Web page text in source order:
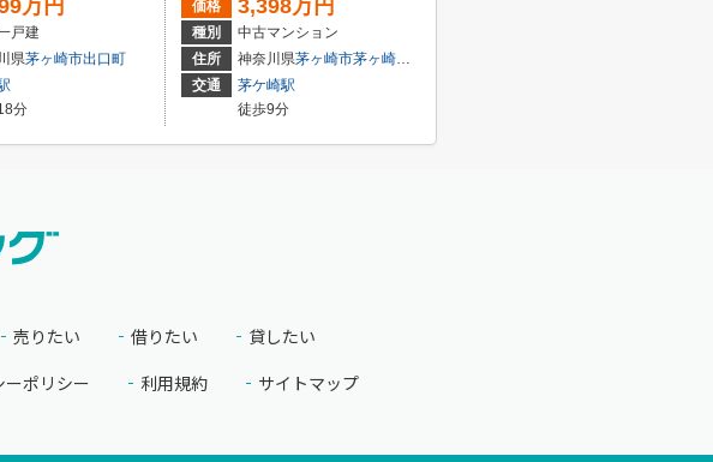
万円
戸建
県茅ヶ崎市出口町
分
価格 3,398万円
種別
中古マンション
住所
神奈川県茅ヶ崎市茅ヶ崎
交通
茅ケ崎駅
徒歩9分
売りたい 借りたい
貸したい
ーポリシー 利用規約 サイトマップ